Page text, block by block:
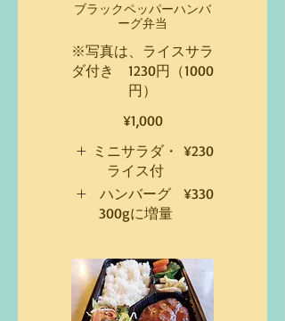
ブラックペッパーハンバ
ーグ弁当
※写真は、ライスサラ
ダ付き 1230円（1000
円）
¥1,000
ミニサラダ・
ライス付
¥230
ハンバーグ
300gに増量
¥330